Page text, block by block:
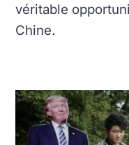
véritable
Chine.